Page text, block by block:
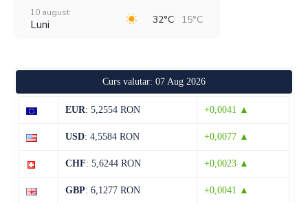
10 august
Luni 32°C 15°C
29°C 20°C
Joi
14 august
Curs valutar: 07 Aug 2026
EUR: 5,2554 RON +0,0041 ▲
USD: 4,5584 RON +0,0077 ▲
CHF: 5,6244 RON +0,0023 ▲
GBP: 6,1277 RON +0,0041 ▲